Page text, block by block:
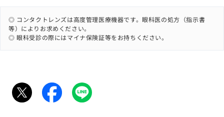
◎ コンタクトレンズは高度管理医療機器です。眼科医の処方（指示書
等）によりお求めください。
◎ 眼科受診の際にはマイナ保険証等をお持ちください。